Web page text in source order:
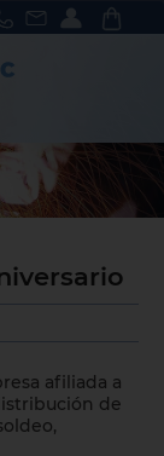
afiliada a
de